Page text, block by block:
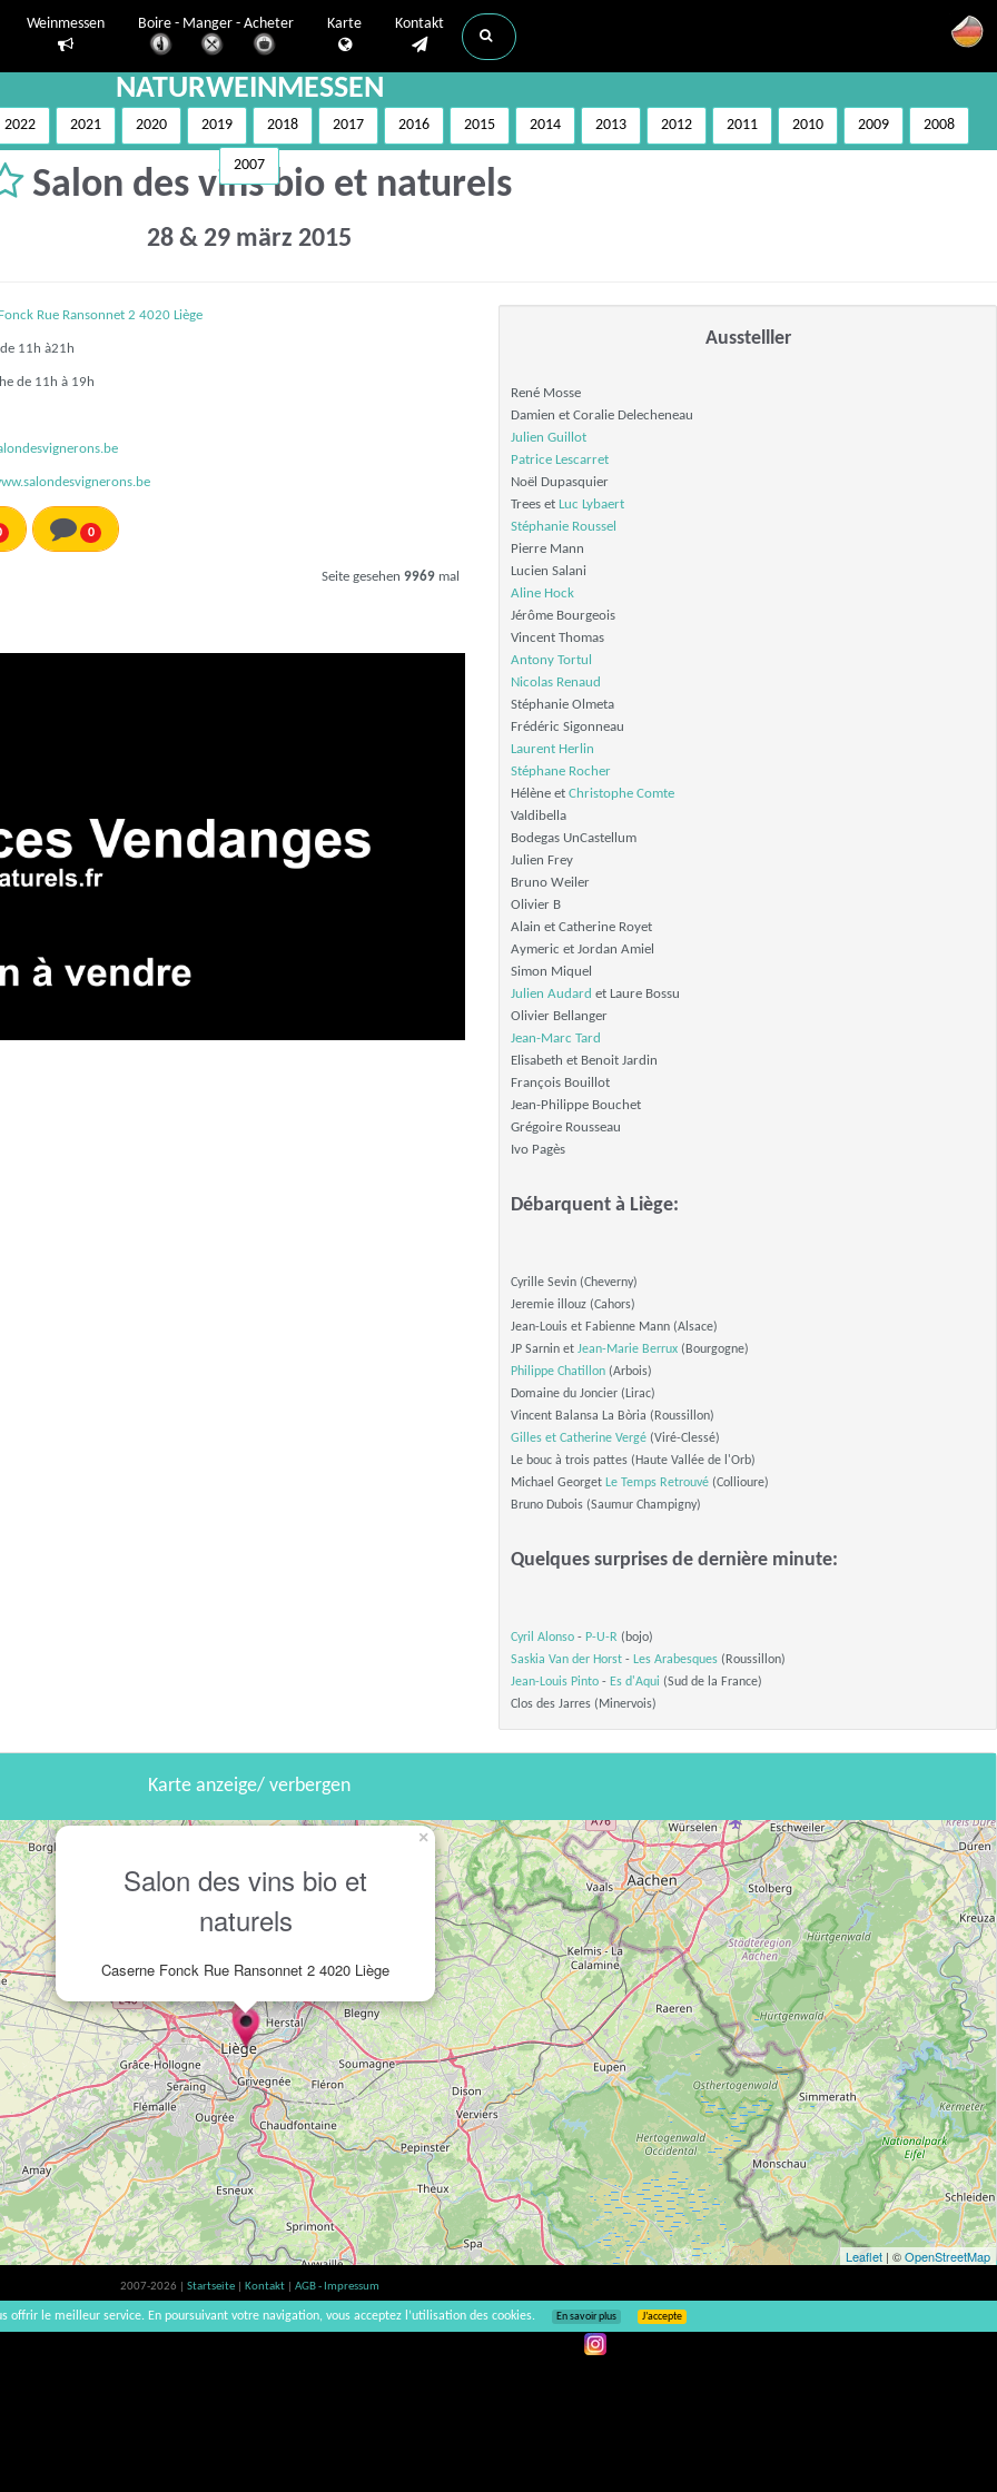
Weinmessen Boire - Manger - Acheter Karte Kontakt
NATURWEINMESSEN
2022 2021 2020 2019 2018 2017 2016 2015 2014 2013 2012 2011 2010 2009 2008
2007
Salon des vins bio et naturels
28 & 29 märz 2015
Rue Ransonnet 2 4020 Liège
11h à21h
de 11h à 19h
0
Seite gesehen 9969mal
Ausstelller
René Mosse
Damien et Coralie Delecheneau
Julien Guillot
Patrice Lescarret
Noël Dupasquier
Trees et Luc Lybaert
Stéphanie Roussel
Pierre Mann
Lucien Salani
Aline Hock
Jérôme Bourgeois
Vincent Thomas
Antony Tortul
Nicolas Renaud
Stéphanie Olmeta
Frédéric Sigonneau
Laurent Herlin
Stéphane Rocher
Hélène et Christophe Comte
Valdibella
Bodegas UnCastellum
Julien Frey
Bruno Weiler
Olivier B
Alain et Catherine Royet
Aymeric et Jordan Amiel
Simon Miquel
Julien Audard et Laure Bossu
Olivier Bellanger
Jean-Marc Tard
Elisabeth et Benoit Jardin
François Bouillot
Jean-Philippe Bouchet
Grégoire Rousseau
Ivo Pagès
Débarquent à Liège:
Cyrille Sevin (Cheverny)
Jeremie illouz (Cahors)
Jean-Louis et Fabienne Mann (Alsace)
JP Sarnin et Jean-Marie Berrux (Bourgogne)
Philippe Chatillon (Arbois)
Domaine du Joncier (Lirac)
Vincent Balansa La Bòria (Roussillon)
Gilles et Catherine Vergé (Viré-Clessé)
Le bouc à trois pattes (Haute Vallée de l'Orb)
Michael Georget Le Temps Retrouvé (Collioure)
Bruno Dubois (Saumur Champigny)
Quelques surprises de dernière minute:
Cyril Alonso - P-U-R (bojo)
Saskia Van der Horst - Les Arabesques (Roussillon)
Jean-Louis Pinto - Es d'Aqui (Sud de la France)
Clos des Jarres (Minervois)
Karte anzeige/ verbergen
Salon des vins bio et
naturels
Caserne Fonck Rue Ransonnet 2 4020 Liège
×
Leaflet | ©OpenStreetMap
2007-2026 | Startseite Kontakt
AGB - Impressum
Verzehr von Alkohol ist gesundheitsschädlich, Verzehr in Maßen empfohlen | vinsnaturels | v3.12
offrir le meilleur service. En poursuivant votre navigation, vous acceptez l’utilisation des cookies. En savoir plus J’accepte